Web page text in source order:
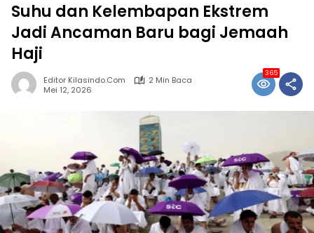
Suhu dan Kelembapan Ekstrem
Jadi Ancaman Baru bagi Jemaah
Haji
Editor Kilasindo.com
2 Min Baca
Mei 12, 2026
365